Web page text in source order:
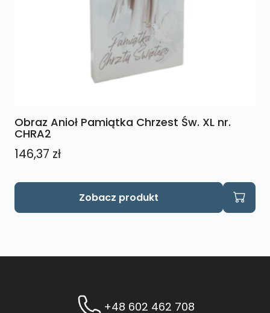
Obraz Anioł Pamiątka Chrzest Św. XL nr.
CHRA2
146,37 zł
Zobacz produkt
+48 602 462 708